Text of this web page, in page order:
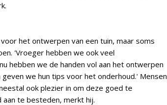
het ontwerpen van een tuin, maar soms
'Vroeger hebben we ook veel
hebben we de handen vol aan het ontwerpen
we hun tips voor het onderhoud.' Mensen
ook plezier in om deze goed te
aan te besteden, merkt hij.